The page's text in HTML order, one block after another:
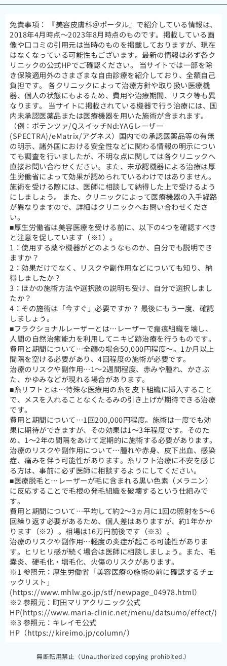
免責事項：
『美容皮膚科＠ポータル』で紹介している情報は、
2018年4月時点～2023年8月時点のものです。掲載している画
像や口コミの引用元は当時のものを掲載しておりますが、現在
はなくなっている可能性もございます。最新の情報は必ず各ク
リニックの公式HPでご確認ください。 当サイトでは一部を除
き保険適用外のさまざまな自由診療を紹介しており、全額自己
負担です。 各クリニックによって治療方針や取り扱い医療機
器、個人の状態にもよるため、費用や治療期間、リスク等も異
なります。 当サイトに掲載されている機器で行う治療には、国
内未承認医薬品または医療機器を用いた施術が含まれます。
（例：ポテンツァ/QスイッチNd:YAGレーザー
(SPECTRA)/eMatrix/アグネス）国内での承認医薬品等の有無
の明示、諸外国における安全性などに関わる情報の明示につい
ても調査を行いましたが、不明な点に関しては各クリニックへ
直接お問い合わせください。また、未承認機器による治療は厚
生労働省によって効果が認められているわけではありません。
施術を受ける際には、医師に相談して納得した上で受けるよう
にしましょう。 また、クリニックによって医療機器の入手経路
が異なりますので、詳細はクリニックへお問い合わせくださ
い。
■厚生労働省は美容医療を受ける前に、以下の4つを確認すべき
と注意を促しています（※1）。
1：使用する薬や機器がどのようなものか、自分でも説明でき
ますか？
2：効果だけでなく、リスクや副作用などについても知り、納
得しましたか？
3：ほかの施術方法や選択肢の説明も受け、自分で選択しまし
たか？
4：その施術は「今すぐ」必要ですか？ 最後にもう一度、確認
しましょう。
■フラクショナルレーザーとは…レーザーで瘢痕組織を壊し、
人間の自然治癒能力を利用してニキビ跡治療を行うものです。
費用と期間について…全顔の場合50,000円程度～。1か月以上
間隔を空ける必要があり、4回程度の施術が必要です。
治療のリスクや副作用…1～2週間程度、赤みや腫れ、かさぶ
た、かゆみなどが現れる場合があります。
■糸リフトとは…特殊な医療用の糸を皮下組織に挿入すること
で、メスを入れることなくたるみの引き上げが期待できる治療
です。
費用と期間について…1回200,000円程度。施術は一度でも効
果に期待ができますが、その効果は1～3年程度です。そのた
め、1～2年の間隔をあけて定期的に施術する必要があります。
治療のリスクや副作用について…腫れや赤身、皮下出血、感染
症、痛みを伴う可能性があります。糸リフト治療に不安を感じ
る方は、事前に必ず医師に相談するようにしてください。
■医療脱毛と…レーザーが毛に含まれる黒い色素（メラニン）
に反応することで毛根の発毛組織を破壊するという仕組みで
す。
費用と期間について…平均して約2～3ヵ月に1回の照射を5～6
回繰り返す必要があるため、個人差はありますが、約1年かか
ります（※2）。相場は16万円前後です（※3）。
治療のリスクや副作用…軽度の炎症が起こる可能性がありま
す。ヒリヒリ感が続く場合は医師に相談しましょう。また、毛
嚢炎、硬毛化・増毛化、火傷のリスクがあります。
※1 参照元：厚生労働省「美容医療の施術の前に確認するチェ
ックリスト」
(https://www.mhlw.go.jp/stf/newpage_04978.html）
※2 参照元：町田マリアクリニック公式
HP(https://www.maria-clinic.net/menu/datsumo/effect/)
※3 参照元：キレイモ公式
HP（https://kireimo.jp/column/）
無断転用禁止（Unauthorized copying prohibited.）